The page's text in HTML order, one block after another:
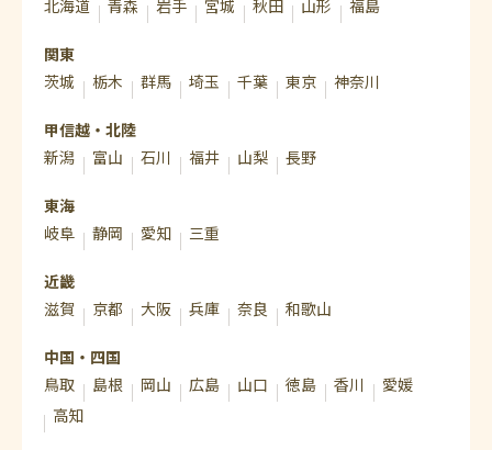
北海道
青森 岩手 宮城 秋田 山形 福島
関東
茨城
栃木 群馬 埼玉 千葉 東京 神奈川
甲信越・北陸
新潟
富山 石川 福井 山梨 長野
東海
岐阜
静岡 愛知 三重
近畿
滋賀
京都 大阪 兵庫 奈良 和歌山
中国・四国
鳥取
島根 岡山 広島 山口 徳島 香川
愛媛
高知